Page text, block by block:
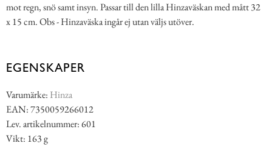
mot regn, snö samt insyn. Passar till den lilla Hinzaväskan med mått 32
x 15 cm. Obs - Hinzaväska ingår ej utan väljs utöver.
EGENSKAPER
Varumärke: Hinza
EAN: 7350059266012
Lev. artikelnummer: 601
Vikt: 163 g